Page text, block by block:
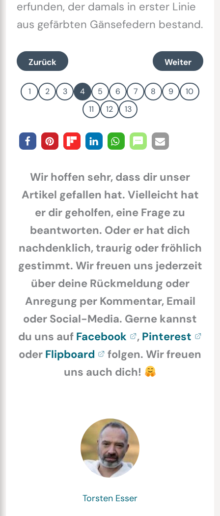
erfunden, der damals in erster Linie
aus gefärbten Gänsefedern bestand.
Zurück Weiter
1 2 3 4 5 6 7 8 9
10
11
12 13
Wir hoffen sehr, dass dir unser
Artikel gefallen hat. Vielleicht hat
er dir geholfen, eine Frage zu
beantworten. Oder er hat dich
nachdenklich, traurig oder fröhlich
gestimmt. Wir freuen uns jederzeit
über deine Rückmeldung oder
Anregung per Kommentar, Email
oder Social-Media. Gerne kannst
du uns auf Facebook , Pinterest
oder Flipboard
folgen. Wir freuen
uns auch dich!
Torsten Esser